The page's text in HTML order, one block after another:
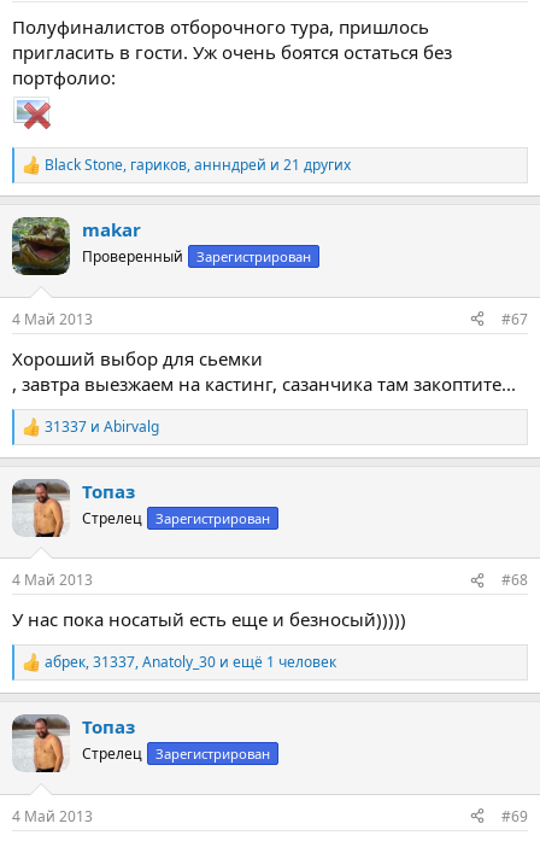
Полуфиналистов отборочного тура, пришлось
пригласить в гости. Уж очень боятся остаться без
портфолио:
Р
е
к
ц
и
Black Stone, гариков,аннндрей и 21 других
makar
Проверенный Зарегистрирован
4 Май 2013 #67
Хороший выбор для сьемки
, завтра выезжаем на кастинг, сазанчика там закоптите...
Р
е
к
и
31337 и Abirvalg
Топаз
Стрелец Зарегистрирован
4 Май 2013 #68
У нас пока носатый есть еще и безносый)))))
Р
е
к
и
абрек,31337,Anatoly_30 и ещё 1 человек
Топаз
Стрелец Зарегистрирован
4 Май 2013 #69